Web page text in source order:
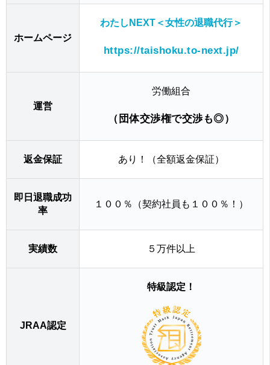
ホームページ
わたしNEXT＜女性の退職代行＞
https://taishoku.to-next.jp/
運営
労働組合
（団体交渉権で交渉も◎）
返金保証 あり！（全額返金保証）
即日退職成功
率
１００％（契約社員も１００％！）
実績数 ５万件以上
JRAA認定
特級認定！